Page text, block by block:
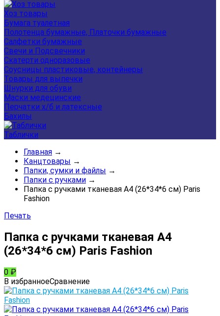
Хоз товары
Бумага туалетная
Полотенца бумажные, Платочки бумажные
Салфетки бумажные
Свечи и Подсвечники
Скатерти одноразовые
Соусницы пластиковые, контейнеры
Товары для выпечки
Шнурки для обуви
Маски медецинские
Перчатки х/б и латексные
Бахилы
Таблички
Главная →
Канцтовары →
Папки, сумки и файлы →
Папки с ручками →
Папка с ручками тканевая А4 (26*34*6 см) Paris
Fashion
Печать
Папка с ручками тканевая А4
(26*34*6 см) Paris Fashion
0 ₽
В избранноеСравнение